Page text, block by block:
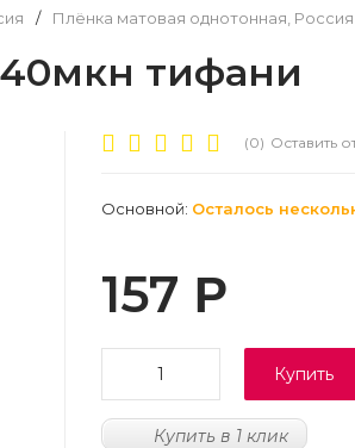
/ Плёнка матовая однотонная, Россия
тифани
(0) Оставить
Основной: Осталось
157 Р
Купить
Купить в 1 клик